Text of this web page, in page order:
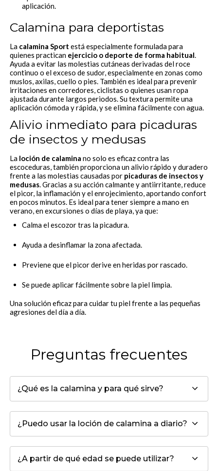
aplicación.
Calamina para deportistas
La calamina Sport está especialmente formulada para
quienes practican ejercicio o deporte de forma habitual.
Ayuda a evitar las molestias cutáneas derivadas del roce
continuo o el exceso de sudor, especialmente en zonas como
muslos, axilas, cuello o pies. También es ideal para prevenir
irritaciones en corredores, ciclistas o quienes usan ropa
ajustada durante largos periodos. Su textura permite una
aplicación cómoda y rápida, y se elimina fácilmente con agua.
Alivio inmediato para picaduras
de insectos y medusas
La loción de calamina no solo es eficaz contra las
escoceduras, también proporciona un alivio rápido y duradero
frente a las molestias causadas por picaduras de insectos y
medusas. Gracias a su acción calmante y antiirritante, reduce
el picor, la inflamación y el enrojecimiento, aportando confort
en pocos minutos. Es ideal para tener siempre a mano en
verano, en excursiones o días de playa, ya que:
Calma el escozor tras la picadura.
Ayuda a desinflamar la zona afectada.
Previene que el picor derive en heridas por rascado.
Se puede aplicar fácilmente sobre la piel limpia.
Una solución eficaz para cuidar tu piel frente a las pequeñas
agresiones del día a día.
Preguntas frecuentes
¿Qué es la calamina y para qué sirve?
¿Puedo usar la loción de calamina a diario?
¿A partir de qué edad se puede utilizar?